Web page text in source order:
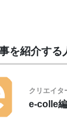
を紹介する
クリエイタ
e-colle